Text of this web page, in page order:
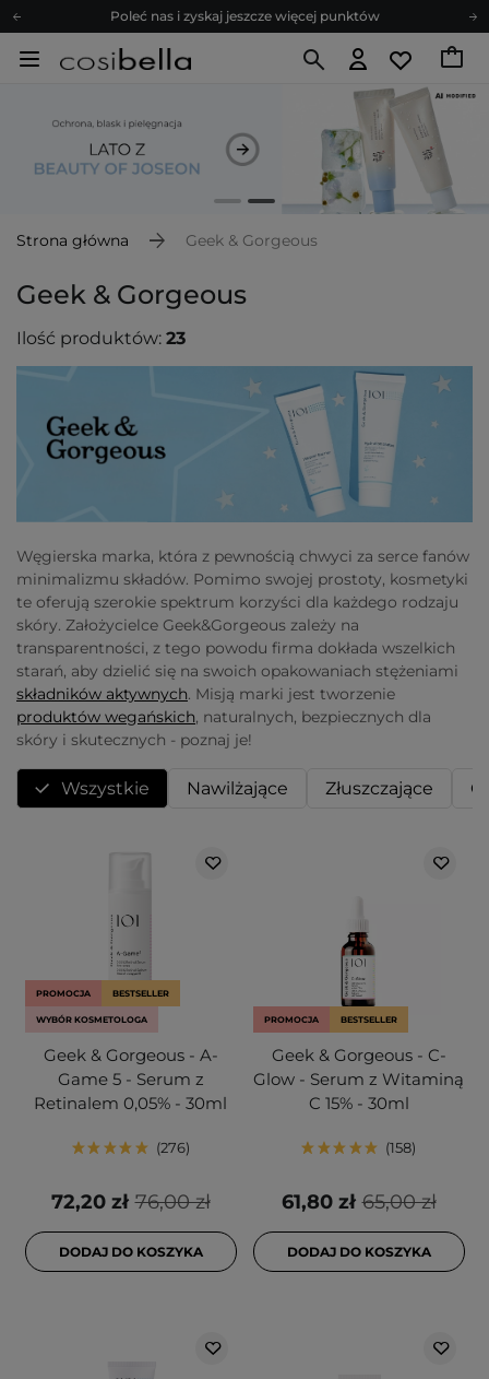
Zapisz się na newsletter pełen porad
Bezpłatne konsultacje kosmetologiczne
Z nami to możliwe! Realizacja zamówienia do 24h.
Poleć nas i zyskaj jeszcze więcej punktów
Zapisz się na newsletter pełen porad
Strona główna Geek & Gorgeous
Geek & Gorgeous
Ilość produktów: 23
Węgierska marka, która z pewnością chwyci za serce fanów
minimalizmu składów. Pomimo swojej prostoty, kosmetyki
te oferują szerokie spektrum korzyści dla każdego rodzaju
skóry. Założycielce Geek&Gorgeous zależy na
transparentności, z tego powodu firma dokłada wszelkich
starań, aby dzielić się na swoich opakowaniach stężeniami
składników aktywnych. Misją marki jest tworzenie
produktów wegańskich, naturalnych, bezpiecznych dla
skóry i skutecznych - poznaj je!
Wszystkie Nawilżające Złuszczające
PROMOCJA BESTSELLER
WYBÓR KOSMETOLOGA
Geek & Gorgeous - A-
Game 5 - Serum z
Retinalem 0,05% - 30ml
276
76,00 zł
72,20 zł
DODAJ DO KOSZYKA
PROMOCJA BESTSELLER
Geek & Gorgeous - C-
Glow - Serum z Witaminą
C 15% - 30ml
158
65,00 zł
61,80 zł
DODAJ DO KOSZYKA